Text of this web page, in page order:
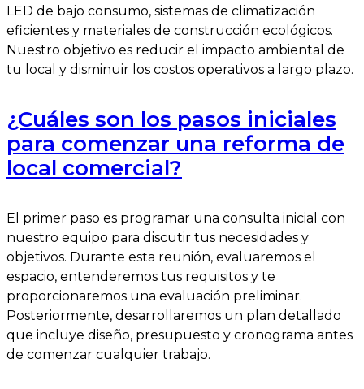
LED de bajo consumo, sistemas de climatización
eficientes y materiales de construcción ecológicos.
Nuestro objetivo es reducir el impacto ambiental de
tu local y disminuir los costos operativos a largo plazo.
¿Cuáles son los pasos iniciales
para comenzar una reforma de
local comercial?
El primer paso es programar una consulta inicial con
nuestro equipo para discutir tus necesidades y
objetivos. Durante esta reunión, evaluaremos el
espacio, entenderemos tus requisitos y te
proporcionaremos una evaluación preliminar.
Posteriormente, desarrollaremos un plan detallado
que incluye diseño, presupuesto y cronograma antes
de comenzar cualquier trabajo.